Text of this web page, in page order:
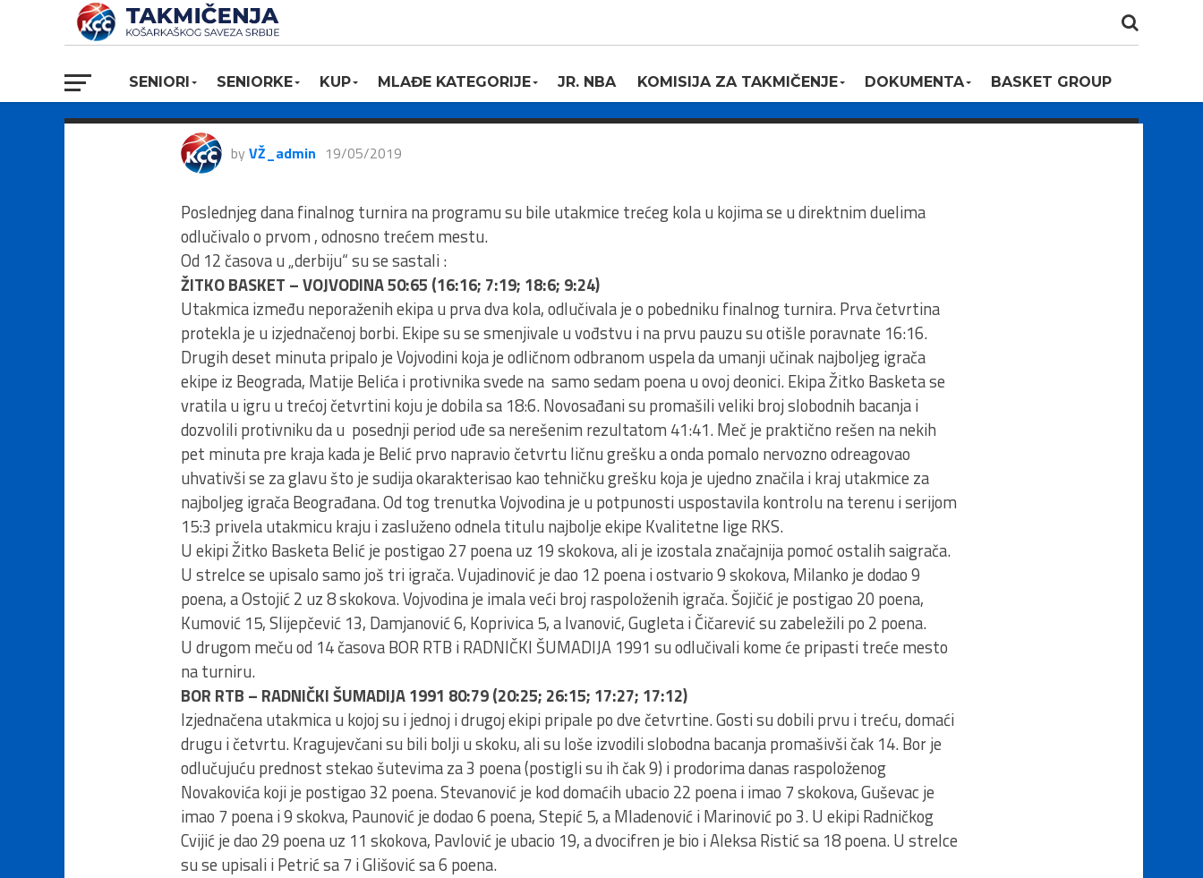
SENIORI SENIORKE KUP MLAĐE KATEGORIJE JR. NBA KOMISIJA ZA TAKMIČENJE DOKUMENTA BASKET GROUP
turnira U17 KADETI RKS
by VŽ_admin 19/05/2019
Poslednjeg dana finalnog turnira na programu su bile utakmice trećeg kola u kojima se u direktnim duelima
odlučivalo o prvom , odnosno trećem mestu.
Od 12 časova u „derbiju“ su se sastali :
ŽITKO BASKET – VOJVODINA 50:65 (16:16; 7:19; 18:6; 9:24)
Utakmica između neporaženih ekipa u prva dva kola, odlučivala je o pobedniku finalnog turnira. Prva četvrtina
protekla je u izjednačenoj borbi. Ekipe su se smenjivale u vođstvu i na prvu pauzu su otišle poravnate 16:16.
Drugih deset minuta pripalo je Vojvodini koja je odličnom odbranom uspela da umanji učinak najboljeg igrača
ekipe iz Beograda, Matije Belića i protivnika svede na samo sedam poena u ovoj deonici. Ekipa Žitko Basketa se
vratila u igru u trećoj četvrtini koju je dobila sa 18:6. Novosađani su promašili veliki broj slobodnih bacanja i
dozvolili protivniku da u posednji period uđe sa nerešenim rezultatom 41:41. Meč je praktično rešen na nekih
pet minuta pre kraja kada je Belić prvo napravio četvrtu ličnu grešku a onda pomalo nervozno odreagovao
uhvativši se za glavu što je sudija okarakterisao kao tehničku grešku koja je ujedno značila i kraj utakmice za
najboljeg igrača Beograđana. Od tog trenutka Vojvodina je u potpunosti uspostavila kontrolu na terenu i serijom
15:3 privela utakmicu kraju i zasluženo odnela titulu najbolje ekipe Kvalitetne lige RKS.
U ekipi Žitko Basketa Belić je postigao 27 poena uz 19 skokova, ali je izostala značajnija pomoć ostalih saigrača.
U strelce se upisalo samo još tri igrača. Vujadinović je dao 12 poena i ostvario 9 skokova, Milanko je dodao 9
poena, a Ostojić 2 uz 8 skokova. Vojvodina je imala veći broj raspoloženih igrača. Šojičić je postigao 20 poena,
Kumović 15, Slijepčević 13, Damjanović 6, Koprivica 5, a Ivanović, Gugleta i Čičarević su zabeležili po 2 poena.
U drugom meču od 14 časova BOR RTB i RADNIČKI ŠUMADIJA 1991 su odlučivali kome će pripasti treće mesto
na turniru.
BOR RTB – RADNIČKI ŠUMADIJA 1991 80:79 (20:25; 26:15; 17:27; 17:12)
Izjednačena utakmica u kojoj su i jednoj i drugoj ekipi pripale po dve četvrtine. Gosti su dobili prvu i treću, domaći
drugu i četvrtu. Kragujevčani su bili bolji u skoku, ali su loše izvodili slobodna bacanja promašivši čak 14. Bor je
odlučujuću prednost stekao šutevima za 3 poena (postigli su ih čak 9) i prodorima danas raspoloženog
Novakovića koji je postigao 32 poena. Stevanović je kod domaćih ubacio 22 poena i imao 7 skokova, Guševac je
imao 7 poena i 9 skokva, Paunović je dodao 6 poena, Stepić 5, a Mladenović i Marinović po 3. U ekipi Radničkog
Cvijić je dao 29 poena uz 11 skokova, Pavlović je ubacio 19, a dvocifren je bio i Aleksa Ristić sa 18 poena. U strelce
su se upisali i Petrić sa 7 i Glišović sa 6 poena.